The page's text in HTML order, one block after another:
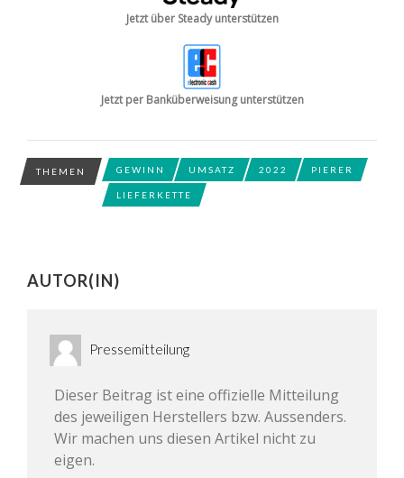
Jetzt über Steady unterstützen
Jetzt per Banküberweisung unterstützen
THEMEN GEWINN UMSATZ 2022 PIERER
LIEFERKETTE
AUTOR(IN)
Pressemitteilung
Dieser Beitrag ist eine offizielle Mitteilung
des jeweiligen Herstellers bzw. Aussenders.
Wir machen uns diesen Artikel nicht zu
eigen.